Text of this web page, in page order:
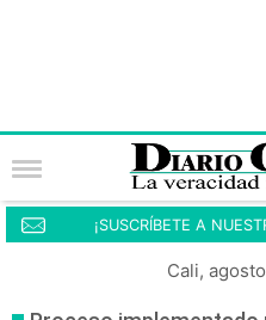
¡SUSCRÍBETE A
Cali,